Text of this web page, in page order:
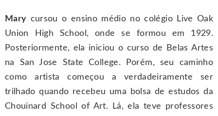
Mary cursou o ensino médio no colégio Live Oak
Union High School, onde se formou em 1929.
Posteriormente, ela iniciou o curso de Belas Artes
na San Jose State College. Porém, seu caminho
como artista começou a verdadeiramente ser
trilhado quando recebeu uma bolsa de estudos da
Chouinard School of Art. Lá, ela teve professores